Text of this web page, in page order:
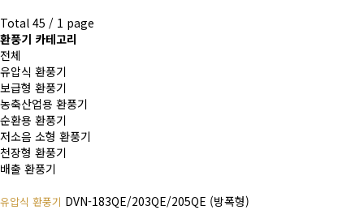
Total 45 / 1 page
환풍기 카테고리
전체
유압식 환풍기
보급형 환풍기
농축산업용 환풍기
순환용 환풍기
저소음 소형 환풍기
천장형 환풍기
배출 환풍기
유압식 환풍기 DVN-183QE/203QE/205QE (방폭형)